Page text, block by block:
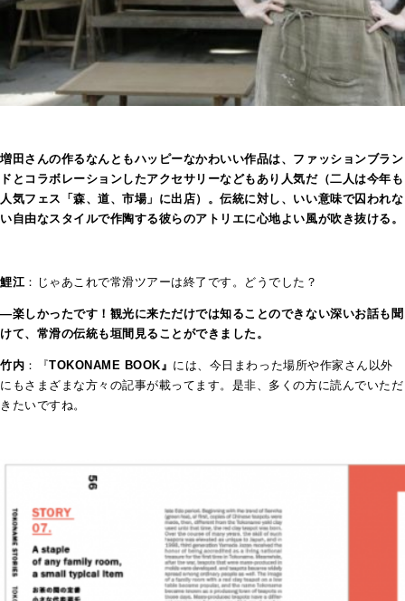
増田さんの作るなんともハッピーなかわいい作品は、ファッションブラン
ドとコラボレーションしたアクセサリーなどもあり人気だ（二人は今年も
人気フェス「森、道、市場」に出店）。伝統に対し、いい意味で囚われな
い自由なスタイルで作陶する彼らのアトリエに心地よい風が吹き抜ける。
鯉江 ：じゃあこれで常滑ツアーは終了です。どうでした？
—楽しかったです！観光に来ただけでは知ることのできない深いお話も聞
けて、常滑の伝統も垣間見ることができました。
竹内 ：『TOKONAME BOOK』 には、今日まわった場所や作家さん以外
にもさまざまな方々の記事が載ってます。是非、多くの方に読んでいただ
きたいですね。